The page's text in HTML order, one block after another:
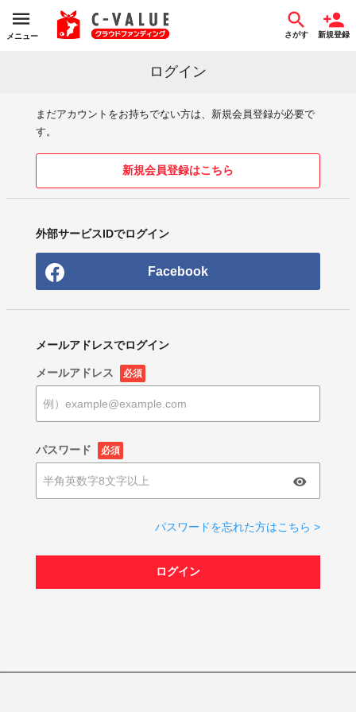
メニュー さがす 新規登録
ログイン
まだアカウントをお持ちでない方は、新規会員登録が必要で
す。
新規会員登録はこちら
外部サービスIDでログイン
Facebook
メールアドレスでログイン
メールアドレス 必須
パスワード 必須
パスワードを忘れた方はこちら >
ログイン